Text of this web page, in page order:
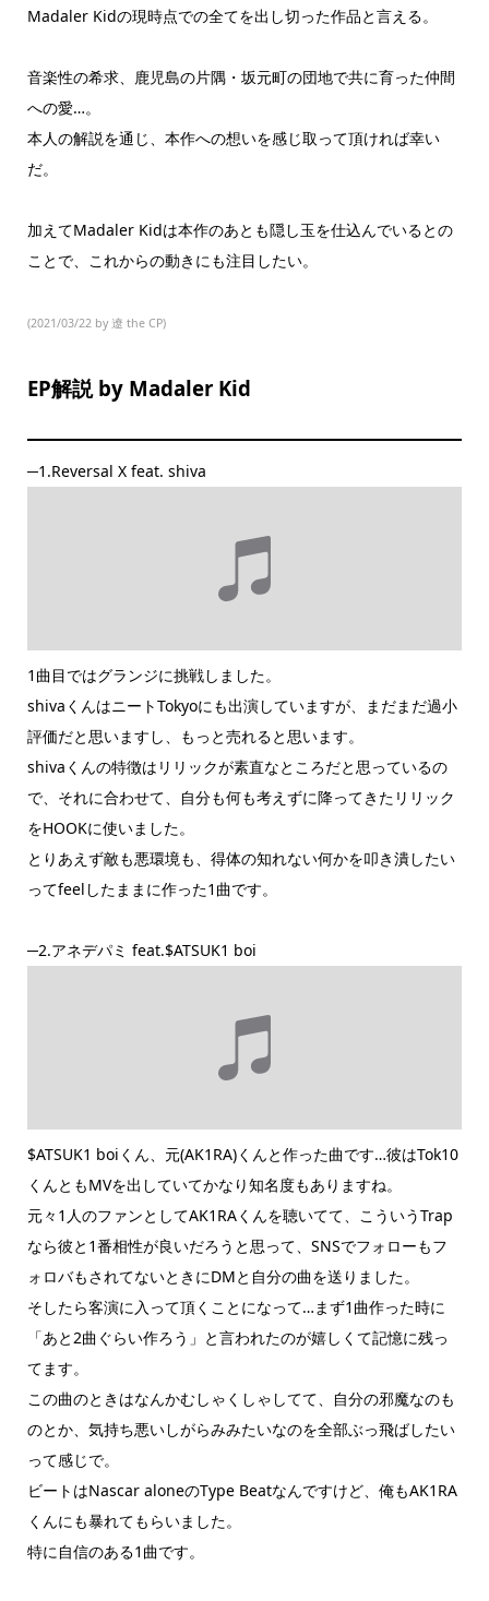
Madaler Kidの現時点での全てを出し切った作品と言える。
音楽性の希求、鹿児島の片隅・坂元町の団地で共に育った仲間
への愛…。
本人の解説を通じ、本作への想いを感じ取って頂ければ幸い
だ。
加えてMadaler Kidは本作のあとも隠し玉を仕込んでいるとの
ことで、これからの動きにも注目したい。
(2021/03/22 by 遼 the CP)
EP解説 by Madaler Kid
─1.Reversal X feat. shiva
1曲目ではグランジに挑戦しました。
shivaくんはニートTokyoにも出演していますが、まだまだ過小
評価だと思いますし、もっと売れると思います。
shivaくんの特徴はリリックが素直なところだと思っているの
で、それに合わせて、自分も何も考えずに降ってきたリリック
をHOOKに使いました。
とりあえず敵も悪環境も、得体の知れない何かを叩き潰したい
ってfeelしたままに作った1曲です。
─2.アネデパミ feat.$ATSUK1 boi
$ATSUK1 boiくん、元(AK1RA)くんと作った曲です…彼はTok10
くんともMVを出していてかなり知名度もありますね。
元々1人のファンとしてAK1RAくんを聴いてて、こういうTrap
なら彼と1番相性が良いだろうと思って、SNSでフォローもフ
ォロバもされてないときにDMと自分の曲を送りました。
そしたら客演に入って頂くことになって…まず1曲作った時に
「あと2曲ぐらい作ろう」と言われたのが嬉しくて記憶に残っ
てます。
この曲のときはなんかむしゃくしゃしてて、自分の邪魔なのも
のとか、気持ち悪いしがらみみたいなのを全部ぶっ飛ばしたい
って感じで。
ビートはNascar aloneのType Beatなんですけど、俺もAK1RA
くんにも暴れてもらいました。
特に自信のある1曲です。